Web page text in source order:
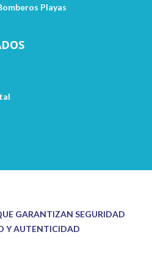
Playas
GARANTIZAN SEGURIDAD
Y AUTENTICIDAD